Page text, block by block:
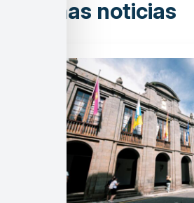
Últimas noticias